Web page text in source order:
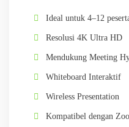
Ideal untuk 4–12
Resolusi 4K Ultra HD
Mendukung Meeting
Whiteboard Interaktif
Wireless Presentation
Kompatibel dengan